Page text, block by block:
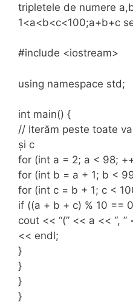
tripletele de numere
1<a<b<c<100;a+b+c
#include <iostream>
using namespace std;
int main() {
// Iterăm peste toate
și c
for (int a = 2; a < 98;
for (int b = a + 1; b <
for (int c = b + 1; c <
if ((a + b + c) % 10 ==
cout << “(” << a << “, ”
<< endl;
}
}
}
}